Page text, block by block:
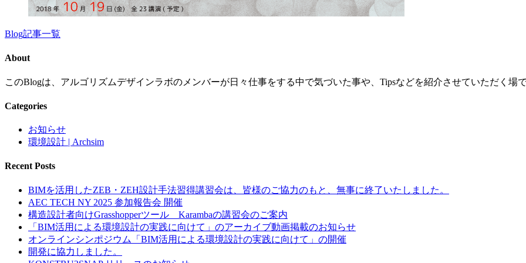
Blog記事一覧
About
このBlogは、アルゴリズムデザインラボのメンバーが日々仕事をする中で気づいた事や、Tipsなどを紹介させていただく場
Categories
お知らせ
環境設計 | Archsim
Recent Posts
BIMを活用したZEB・ZEH設計手法習得講習会は、皆様のご協力のもと、無事に終了いたしました。
AEC TECH NY 2025 参加報告会 開催
構造設計者向けGrasshopperツール Karambaの講習会のご案内
「BIM活用による環境設計の実践に向けて」のアーカイブ動画掲載のお知らせ
オンラインシンポジウム「BIM活用による環境設計の実践に向けて」の開催
開発に協力しました。